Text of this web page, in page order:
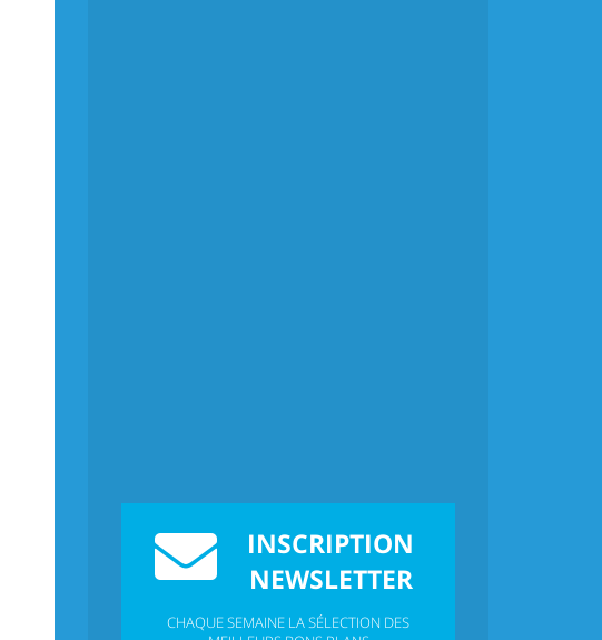
INSCRIPTION
NEWSLETTER
CHAQUE SEMAINE LA SÉLECTION DES